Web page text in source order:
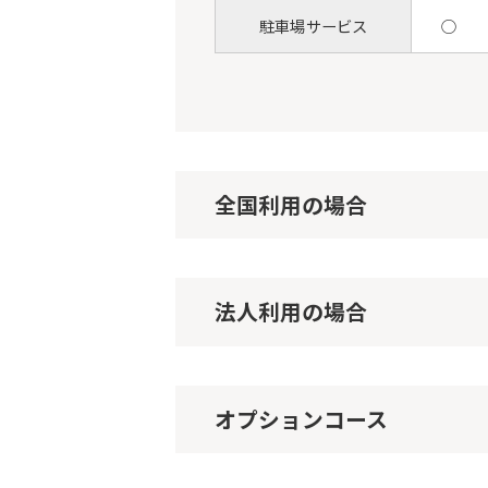
駐車場サービス ○
全国利用の場合
法人利用の場合
オプションコース